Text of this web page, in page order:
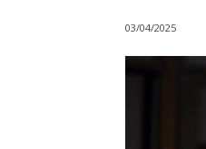
03/04/2025